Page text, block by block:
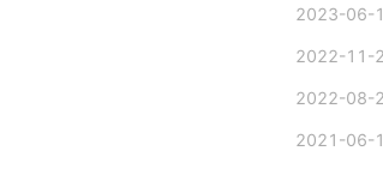
2023-06-
2022-11-
2022-08-
2021-06-